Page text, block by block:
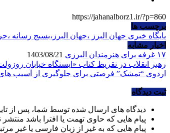
https://jahanalborz1.ir/?p=860
برچسب ها
پایگاه خبری جهان البرز ،جهان البرز،بسیج رسانه
اخبار مشابه
۱۷ غرفه برای هنرمندان البرزی
رهبر انقلاب در تقریظ کتاب «ایستگاه خیابان
اردوی “تمشک” فرصتی برای جلوگیری از آسیب
ثبت دیدگاه
دیدگاه های ارسال شده توسط شما، پس از
پیام هایی که حاوی تهمت یا افترا باشد
پیام هایی که به غیر از زبان فارسی یا غیر